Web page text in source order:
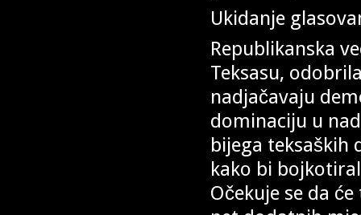
Ukidanje
Republikanska
Teksasu,
nadjačavaju
dominaciju u
bijega teksaških
kako bi
Očekuje se da